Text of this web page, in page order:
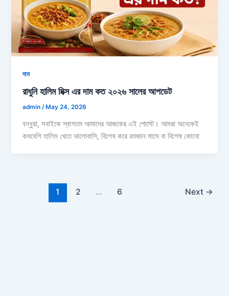
দাম
রাধুনি হালিম মিক্স এর দাম কত ২০২৬ সালের আপডেট
admin/ May 24, 2026
বন্ধুরা, সবাইকে স্বাগতম আমাদের আজকের এই পোস্টে। আমরা অনেকেই
কমবেশি হালিম খেতে ভালোবাসি, বিশেষ করে রমজান মাসে বা বিশেষ কোনো
1 2 … 6 Next →